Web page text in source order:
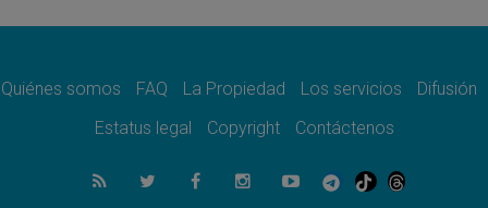
como misión al servicio del Evangelio
SIGNIS 2026, dar voz a las religiosas en el
07.08.2026
Lanzan un proyecto de empoderamiento
Quiénes somos FAQ La Propiedad Los servicios
Difusión
Estatus legal
Copyright Contáctenos